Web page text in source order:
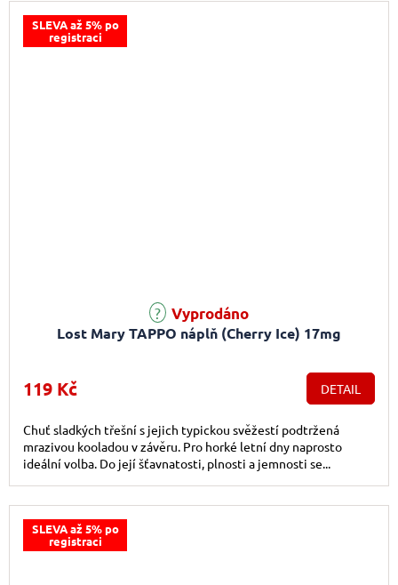
SLEVA až 5% po
registraci
Lost Mary TAPPO náplň (Cherry Ice) 17mg
Vyprodáno
119 Kč DETAIL
Chuť sladkých třešní s jejich typickou svěžestí podtržená
mrazivou kooladou v závěru. Pro horké letní dny naprosto
ideální volba. Do její šťavnatosti, plnosti a jemnosti se...
SLEVA až 5% po
registraci